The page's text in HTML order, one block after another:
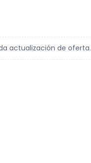
actualización de oferta.